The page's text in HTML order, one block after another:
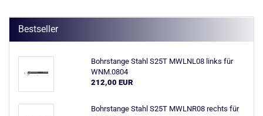
Bestseller
Bohrstange Stahl S25T MWLNL08 links für
WNM.0804
212,00 EUR
Bohrstange Stahl S25T MWLNR08 rechts für